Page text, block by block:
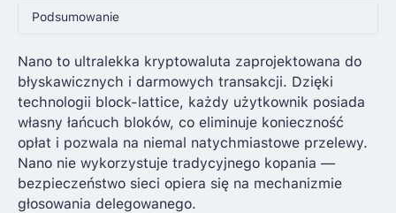
Podsumowanie
Rynki
Artykuły
Podobne waluty
Nano to ultralekka kryptowaluta zaprojektowana do
błyskawicznych i darmowych transakcji. Dzięki
technologii block-lattice, każdy użytkownik posiada
własny łańcuch bloków, co eliminuje konieczność
opłat i pozwala na niemal natychmiastowe przelewy.
Nano nie wykorzystuje tradycyjnego kopania —
bezpieczeństwo sieci opiera się na mechanizmie
głosowania delegowanego.